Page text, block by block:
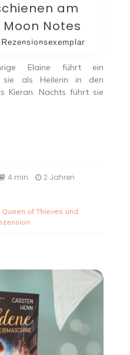
am
Moon Notes
Elaine führt ein
sie als Heilerin in den
Kieran. Nachts führt sie
4 min
2 Jahren
Queen of Thieves and